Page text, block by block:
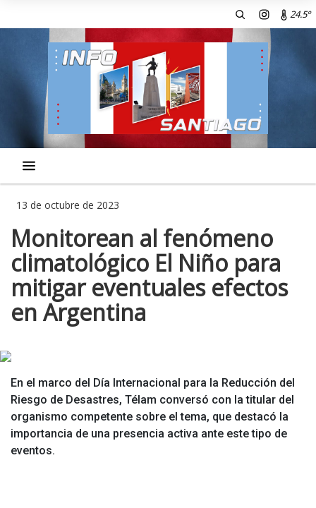
24.5º
13 de octubre de 2023
Monitorean al fenómeno
climatológico El Niño para
mitigar eventuales efectos
en Argentina
En el marco del Día Internacional para la Reducción del
Riesgo de Desastres, Télam conversó con la titular del
organismo competente sobre el tema, que destacó la
importancia de una presencia activa ante este tipo de
eventos.